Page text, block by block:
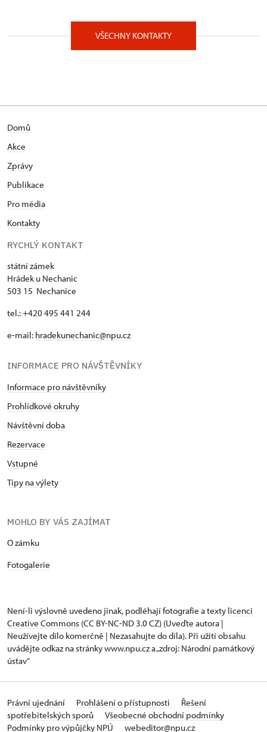
VŠECHNY KONTAKTY
Domů
Akce
Zprávy
Publikace
Pro média
Kontakty
RYCHLÝ KONTAKT
státní zámek
Hrádek u Nechanic
503 15 Nechanice
tel.: +420 495 441 244
e-mail: hradekunechanic@npu.cz
INFORMACE PRO NÁVŠTĚVNÍKY
Informace pro návštěvníky
Prohlídkové okruhy
Návštěvní doba
Rezervace
Vstupné
Tipy na výlety
MOHLO BY VÁS ZAJÍMAT
O zámku
Fotogalerie
Není-li výslovně uvedeno jinak, podléhají fotografie a texty licenci
Creative Commons (CC BY-NC-ND 3.0 CZ) (Uveďte autora |
Neužívejte dílo komerčně | Nezasahujte do díla). Při užití obsahu
uvádějte odkaz na stránky www.npu.cz a „zdroj: Národní památkový
ústav“
Právní ujednání Prohlášení o přístupnosti
Řešení
spotřebitelských sporů
Všeobecné obchodní podmínky
Podmínky pro výpůjčky NPÚ
webeditor@npu.cz